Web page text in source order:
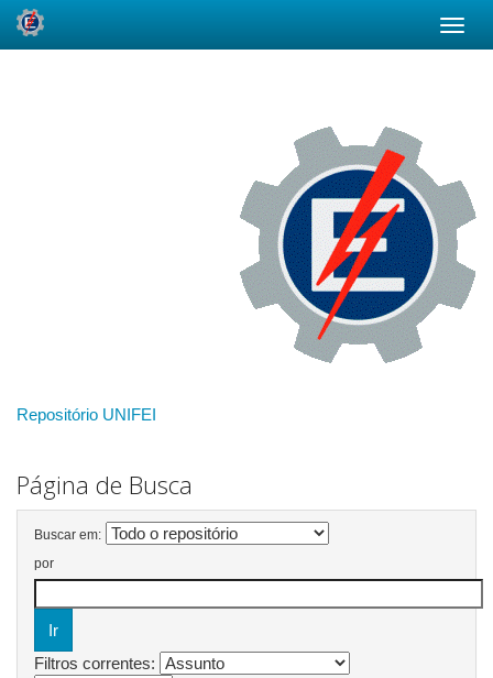
Repositório UNIFEI
Página de Busca
Buscar em:
por
Filtros correntes: